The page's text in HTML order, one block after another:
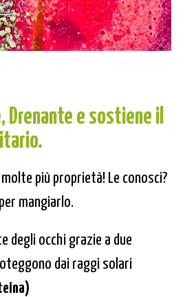
Drenante e sostiene il
.
più proprietà! Le conosci?
per mangiarlo.
degli occhi grazie a due
dai raggi solari